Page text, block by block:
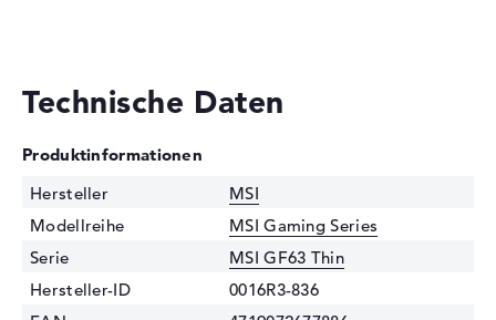
Technische Daten
Produktinformationen
Hersteller
MSI
Modellreihe
MSI Gaming Series
Serie
MSI GF63 Thin
Hersteller-ID
0016R3-836